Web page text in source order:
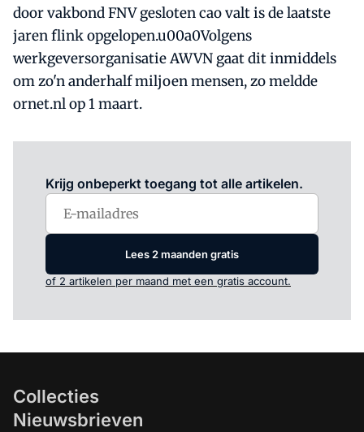
door vakbond FNV gesloten cao valt is de laatste
jaren flink opgelopen.u00a0Volgens
werkgeversorganisatie AWVN gaat dit inmiddels
om zo'n anderhalf miljoen mensen, zo meldde
ornet.nl op 1 maart.
Krijg onbeperkt toegang tot alle artikelen.
Lees 2 maanden gratis
of 2 artikelen per maand met een gratis account.
Collecties
Nieuwsbrieven